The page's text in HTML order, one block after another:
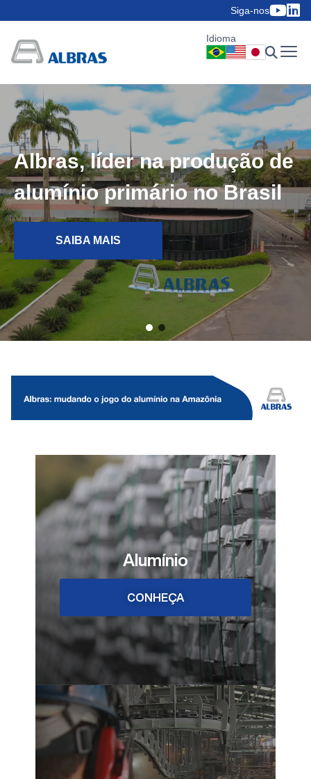
Siga-nos
Idioma
Albras, líder na produção de
alumínio primário no Brasil
SAIBA MAIS
Albras está entre as
melhores empresas para
trabalhar
SAIBA MAIS
Alumínio
CONHEÇA